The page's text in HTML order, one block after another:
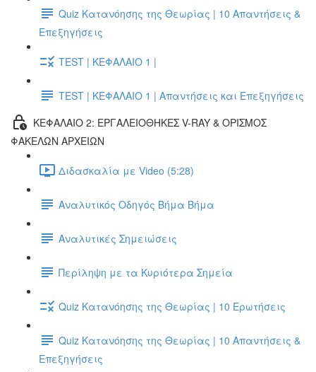
Quiz Κατανόησης της Θεωρίας | 10 Απαντήσεις &
Επεξηγήσεις
TEST | ΚΕΦΑΛΑΙΟ 1 |
TEST | ΚΕΦΑΛΑΙΟ 1 | Απαντήσεις και Επεξηγήσεις
ΚΕΦΑΛΑΙΟ 2: ΕΡΓΑΛΕΙΟΘΗΚΕΣ V-RAY & ΟΡΙΣΜΟΣ
ΦΑΚΕΛΩΝ ΑΡΧΕΙΩΝ
Διδασκαλία με Video (5:28)
Αναλυτικός Οδηγός Βήμα Βήμα
Αναλυτικές Σημειώσεις
Περίληψη με τα Κυριότερα Σημεία
Quiz Κατανόησης της Θεωρίας | 10 Ερωτήσεις
Quiz Κατανόησης της Θεωρίας | 10 Απαντήσεις &
Επεξηγήσεις